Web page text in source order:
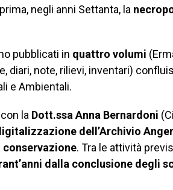
negli anni Settanta, la
pubblicati in quattro volumi
diari, note, rilievi, inventari)
e Ambientali.
la Dott.ssa Anna Bernardoni
dell’Archivio
. Tra le attività
dalla conclusione degli